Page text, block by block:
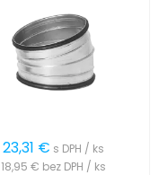
23,31 € s DPH / ks
18,95 € bez DPH / ks